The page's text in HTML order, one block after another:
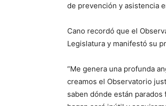
de prevención y asistencia
Cano recordó que el
Legislatura y manifestó su
“Me genera una profunda
creamos el Observatorio
saben dónde están